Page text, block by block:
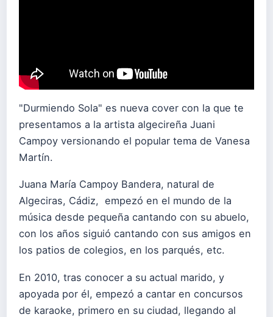
"Durmiendo Sola" es nueva cover con la que te
presentamos a la artista algecireña Juani
Campoy versionando el popular tema de Vanesa
Martín.
Juana María Campoy Bandera, natural de
Algeciras, Cádiz, empezó en el mundo de la
música desde pequeña cantando con su abuelo,
con los años siguió cantando con sus amigos en
los patios de colegios, en los parqués, etc.
En 2010, tras conocer a su actual marido, y
apoyada por él, empezó a cantar en concursos
de karaoke, primero en su ciudad, llegando al